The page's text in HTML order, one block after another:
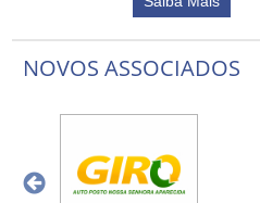
NOVOS ASSOCIADOS